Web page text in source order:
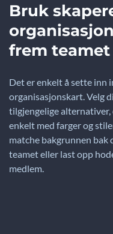
Bruk
frem
Det er enkelt å sette inn
organisasjonskart. Velg
tilgjengelige alternativer,
enkelt med farger og
matche bakgrunnen bak
teamet eller last opp
medlem.